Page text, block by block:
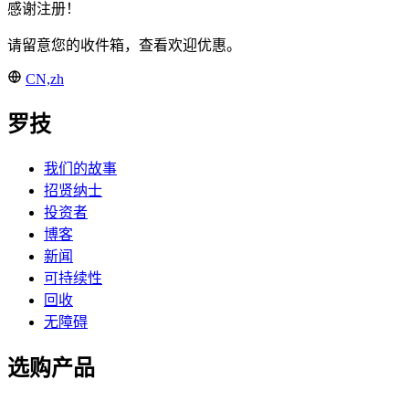
感谢注册！
请留意您的收件箱，查看欢迎优惠。
CN,zh
罗技
我们的故事
招贤纳士
投资者
博客
新闻
可持续性
回收
无障碍
选购产品